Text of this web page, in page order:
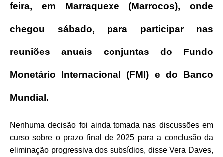
feira, em Marraquexe (Marrocos), onde
chegou sábado, para participar nas
reuniões anuais conjuntas do Fundo
Monetário Internacional (FMI) e do Banco
Mundial.
Nenhuma decisão foi ainda tomada nas discussões em
curso sobre o prazo final de 2025 para a conclusão da
eliminação progressiva dos subsídios, disse Vera Daves,